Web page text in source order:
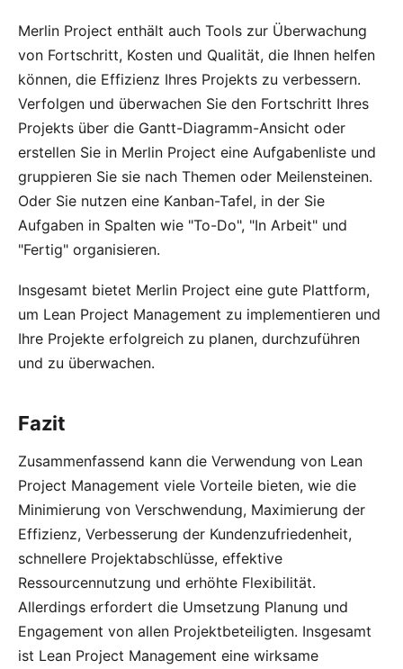
Merlin Project enthält auch Tools zur Überwachung
von Fortschritt, Kosten und Qualität, die Ihnen helfen
können, die Effizienz Ihres Projekts zu verbessern.
Verfolgen und überwachen Sie den Fortschritt Ihres
Projekts über die Gantt-Diagramm-Ansicht oder
erstellen Sie in Merlin Project eine Aufgabenliste und
gruppieren Sie sie nach Themen oder Meilensteinen.
Oder Sie nutzen eine Kanban-Tafel, in der Sie
Aufgaben in Spalten wie "To-Do", "In Arbeit" und
"Fertig" organisieren.
Insgesamt bietet Merlin Project eine gute Plattform,
um Lean Project Management zu implementieren und
Ihre Projekte erfolgreich zu planen, durchzuführen
und zu überwachen.
Fazit
Zusammenfassend kann die Verwendung von Lean
Project Management viele Vorteile bieten, wie die
Minimierung von Verschwendung, Maximierung der
Effizienz, Verbesserung der Kundenzufriedenheit,
schnellere Projektabschlüsse, effektive
Ressourcennutzung und erhöhte Flexibilität.
Allerdings erfordert die Umsetzung Planung und
Engagement von allen Projektbeteiligten. Insgesamt
ist Lean Project Management eine wirksame